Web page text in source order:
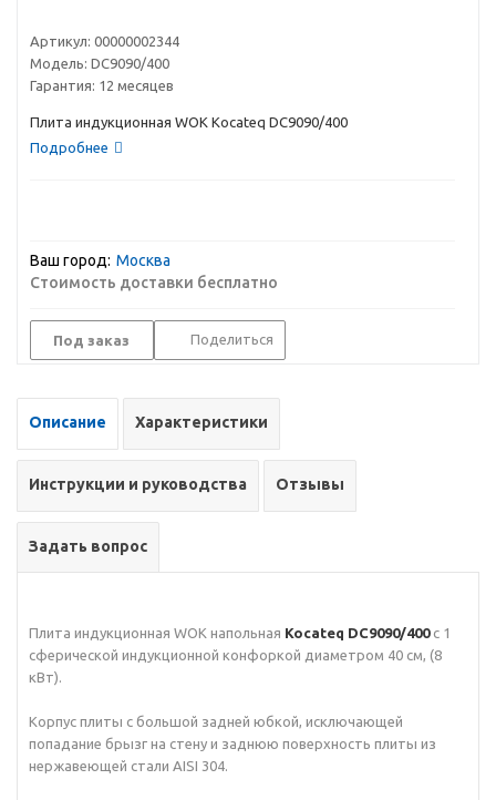
Артикул: 00000002344
Модель: DC9090/400
Гарантия: 12 месяцев
Плита индукционная WOK Kocateq DC9090/400
Подробнее
Ваш город: Москва
Стоимость доставки бесплатно
Под заказ Поделиться
Описание Характеристики
Инструкции и руководства Отзывы
Задать вопрос
Плита индукционная WOK напольная Kocateq DC9090/400с 1
сферической индукционной конфоркой диаметром 40 см, (8
кВт).
Корпус плиты с большой задней юбкой, исключающей
попадание брызг на стену и заднюю поверхность плиты из
нержавеющей стали AISI 304.